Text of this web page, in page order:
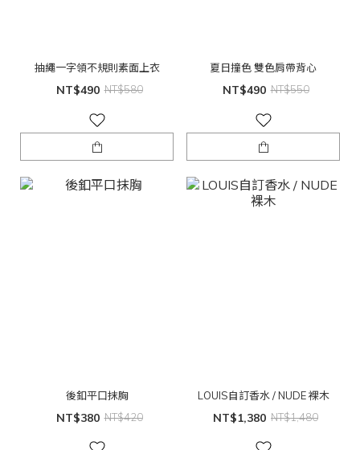
抽繩一字領不規則素面上衣
NT$490 NT$580
夏日撞色 雙色肩帶背心
NT$490 NT$550
後釦平口抹胸
NT$380 NT$420
LOUIS自訂香水 / NUDE 裸木
NT$1,380 NT$1,480